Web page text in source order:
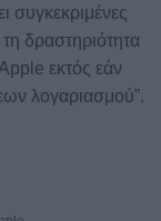
συγκεκριμένες
δραστηριότητα
εκτός εάν
λογαριασμού”.